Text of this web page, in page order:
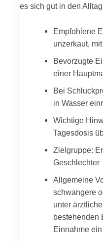
es sich gut in den
Empfohlene
unzerkaut,
Bevorzugte
einer
Bei
in Wasser
Wichtige
Tagesdosis
Zielgruppe:
Geschlechter
Allgemeine
schwangere
unter
bestehenden
Einnahme